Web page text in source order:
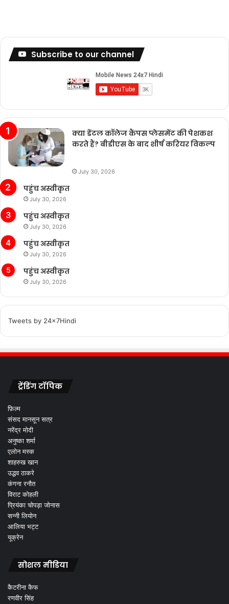
Subscribe to our channel
क्या डेंटल कॉलेज कैंपस प्लेसमेंट की पेशकश
करते हैं? बीडीएस के बाद शीर्ष करियर विकल्प
July 30, 2026
पहुंच अस्वीकृत
July 30, 2026
पहुंच अस्वीकृत
July 30, 2026
पहुंच अस्वीकृत
July 30, 2026
पहुंच अस्वीकृत
July 30, 2026
Tweets by 24x7Hindi
ट्रेंडिंग टॉपिक
फ़िल्म
संसद मानसून सत्र
नरेंद्र मोदी
अनुष्का शर्मा
एलोन मस्क
शाहरुख खान
उद्धव ठाकरे
कंगना रनौत
विराट कोहली
प्रियंका चोपड़ा जोनास
सन्नी लियोन
आलिया भट्ट
यूक्रेन
सोशल मीडिया
कैटरीना कैफ
रणवीर सिंह